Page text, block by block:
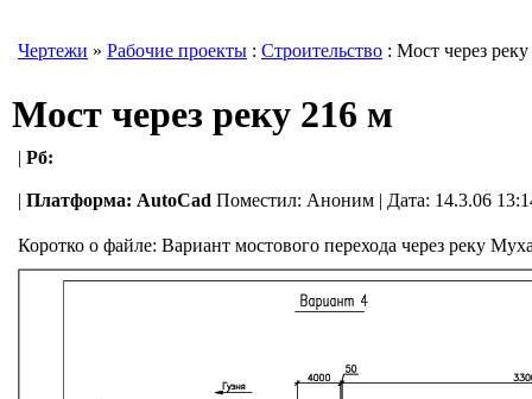
Чертежи » Рабочие проекты : Строительство : Мост через
Мост через реку 216 м
| Рб:
| Платформа: AutoCad Поместил: Аноним | Дата: 14.3.06
Коротко о файле: Вариант мостового перехода через реку